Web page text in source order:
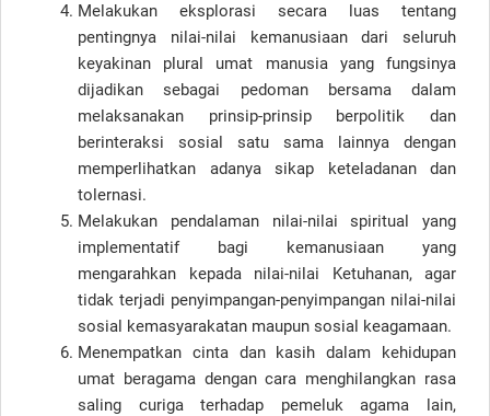
Melakukan eksplorasi secara luas tentang
pentingnya nilai-nilai kemanusiaan dari seluruh
keyakinan plural umat manusia yang fungsinya
dijadikan sebagai pedoman bersama dalam
melaksanakan prinsip-prinsip berpolitik dan
berinteraksi sosial satu sama lainnya dengan
memperlihatkan adanya sikap keteladanan dan
tolernasi.
Melakukan pendalaman nilai-nilai spiritual yang
implementatif bagi kemanusiaan yang
mengarahkan kepada nilai-nilai Ketuhanan, agar
tidak terjadi penyimpangan-penyimpangan nilai-nilai
sosial kemasyarakatan maupun sosial keagamaan.
Menempatkan cinta dan kasih dalam kehidupan
umat beragama dengan cara menghilangkan rasa
saling curiga terhadap pemeluk agama lain,